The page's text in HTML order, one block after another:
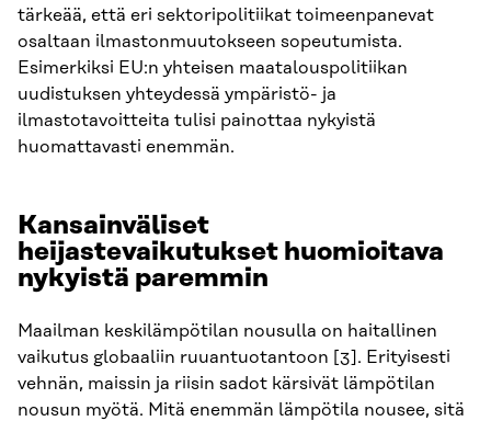
tärkeää, että eri sektoripolitiikat toimeenpanevat
osaltaan ilmastonmuutokseen sopeutumista.
Esimerkiksi EU:n yhteisen maatalouspolitiikan
uudistuksen yhteydessä ympäristö- ja
ilmastotavoitteita tulisi painottaa nykyistä
huomattavasti enemmän.
Kansainväliset
heijastevaikutukset huomioitava
nykyistä paremmin
Maailman keskilämpötilan nousulla on haitallinen
vaikutus globaaliin ruuantuotantoon [3]. Erityisesti
vehnän, maissin ja riisin sadot kärsivät lämpötilan
nousun myötä. Mitä enemmän lämpötila nousee, sitä